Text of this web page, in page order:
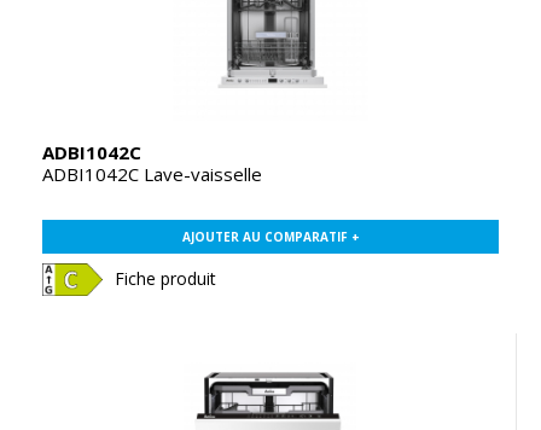
ADBI1042C
ADBI1042C Lave-vaisselle
AJOUTER AU COMPARATIF +
Fiche produit